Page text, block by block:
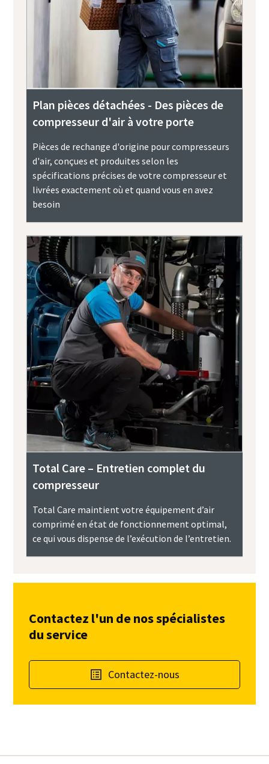
Plan pièces détachées - Des pièces de
compresseur d'air à votre porte
Pièces de rechange d'origine pour compresseurs
d'air, conçues et produites selon les
spécifications précises de votre compresseur et
livrées exactement où et quand vous en avez
besoin
Total Care – Entretien complet du
compresseur
Total Care maintient votre équipement d’air
comprimé en état de fonctionnement optimal,
ce qui vous dispense de l’exécution de l’entretien.
Contactez l'un de nos spécialistes
du service
Contactez-nous